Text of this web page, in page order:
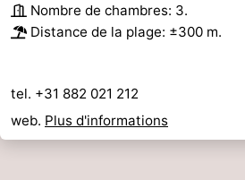
Nombre de chambres: 3.
Distance de la plage: ±300 m.
tel. +31 882 021 212
web. Plus d'informations